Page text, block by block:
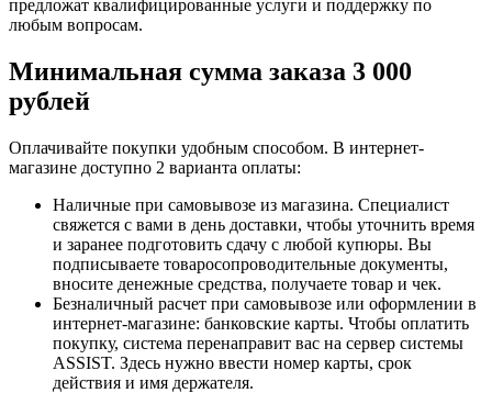
предложат квалифицированные услуги и поддержку по
любым вопросам.
Минимальная сумма заказа 3 000
рублей
Оплачивайте покупки удобным способом. В интернет-
магазине доступно 2 варианта оплаты:
Наличные при самовывозе из магазина. Специалист
свяжется с вами в день доставки, чтобы уточнить время
и заранее подготовить сдачу с любой купюры. Вы
подписываете товаросопроводительные документы,
вносите денежные средства, получаете товар и чек.
Безналичный расчет при самовывозе или оформлении в
интернет-магазине: банковские карты. Чтобы оплатить
покупку, система перенаправит вас на сервер системы
ASSIST. Здесь нужно ввести номер карты, срок
действия и имя держателя.